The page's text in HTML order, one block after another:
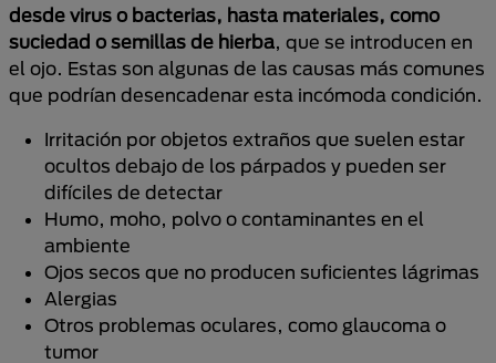
desde virus o bacterias, hasta materiales, como
suciedad o semillas de hierba, que se introducen en
el ojo. Estas son algunas de las causas más comunes
que podrían desencadenar esta incómoda condición.
Irritación por objetos extraños que suelen estar
ocultos debajo de los párpados y pueden ser
difíciles de detectar
Humo, moho, polvo o contaminantes en el
ambiente
Ojos secos que no producen suficientes lágrimas
Alergias
Otros problemas oculares, como glaucoma o
tumor